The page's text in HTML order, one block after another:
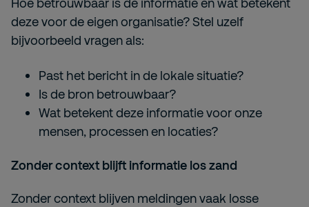
Hoe betrouwbaar is de informatie en wat betekent
deze voor de eigen organisatie? Stel uzelf
bijvoorbeeld vragen als:
Past het bericht in de lokale situatie?
Is de bron betrouwbaar?
Wat betekent deze informatie voor onze
mensen, processen en locaties?
Zonder context blijft informatie los zand
Zonder context blijven meldingen vaak losse